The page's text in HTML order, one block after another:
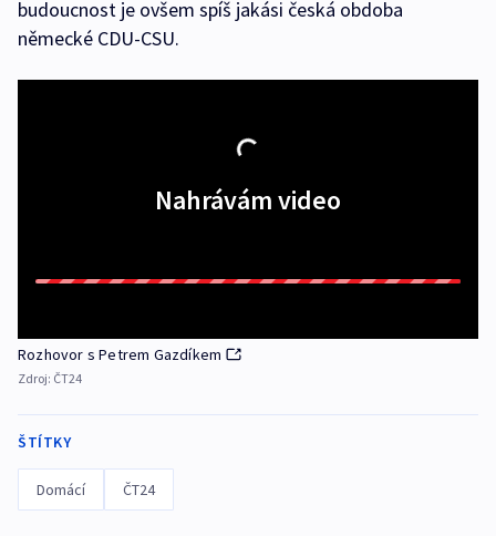
budoucnost je ovšem spíš jakási česká obdoba
německé CDU-CSU.
Nahrávám video
Rozhovor s Petrem Gazdíkem
Zdroj: ČT24
ŠTÍTKY
Domácí ČT24